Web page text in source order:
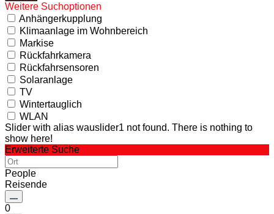
Weitere Suchoptionen
Anhängerkupplung
Klimaanlage im Wohnbereich
Markise
Rückfahrkamera
Rückfahrsensoren
Solaranlage
TV
Wintertauglich
WLAN
Slider with alias wauslider1 not found. There is nothing to
show here!
Erweiterte Suche
People
Reisende
0